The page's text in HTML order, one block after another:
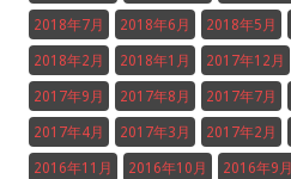
2018年7月 2018年6月 2018年5月
2018年2月 2018年1月 2017年12月
2017年9月 2017年8月 2017年7月
2017年4月 2017年3月 2017年2月
2016年11月 2016年10月 2016年9月